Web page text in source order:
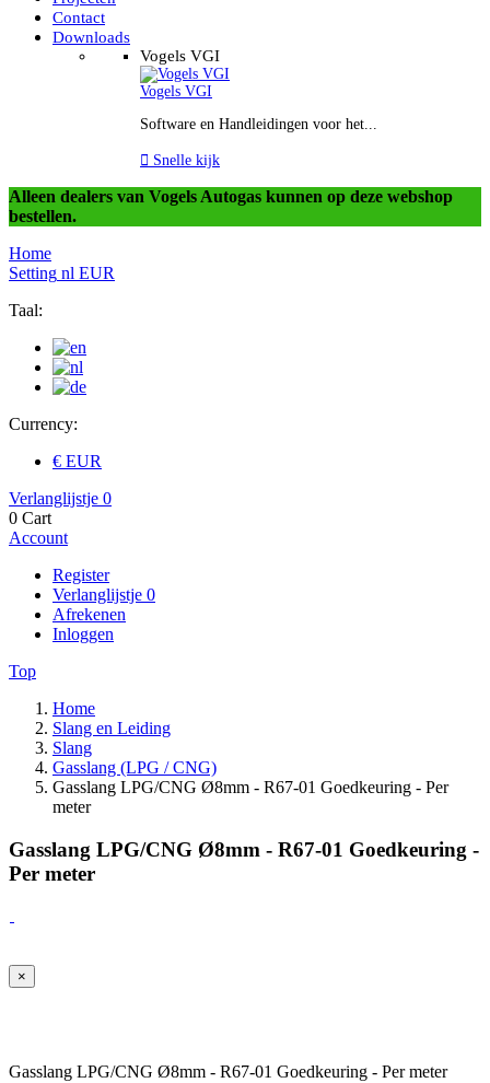
Contact
Downloads
Vogels VGI
Vogels VGI
Software en Handleidingen voor het...
 Snelle kijk
Alleen dealers van Vogels Autogas kunnen op deze webshop
bestellen.
Home
Setting nl EUR
Taal:
Currency:
€ EUR
Verlanglijstje 0
0 Cart
Account
Register
Verlanglijstje 0
Afrekenen
Inloggen
Top
Home
Slang en Leiding
Slang
Gasslang (LPG / CNG)
Gasslang LPG/CNG Ø8mm - R67-01 Goedkeuring - Per
meter
Gasslang LPG/CNG Ø8mm - R67-01 Goedkeuring -
Per meter
×
Gasslang LPG/CNG Ø8mm - R67-01 Goedkeuring - Per meter